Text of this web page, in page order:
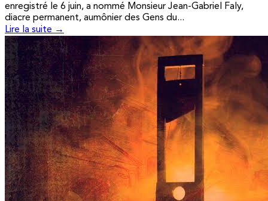
enregistré le 6 juin, a nommé Monsieur Jean-Gabriel Faly,
diacre permanent, aumônier des Gens du...
Lire la suite →